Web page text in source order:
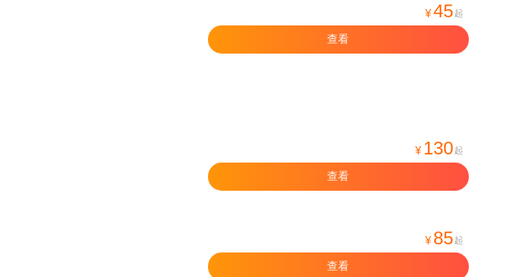
¥45 起
查看
¥ 130 起
查看
¥ 85 起
查看